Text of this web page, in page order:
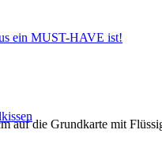
ein MUST-HAVE ist!
auf die Grundkarte mit